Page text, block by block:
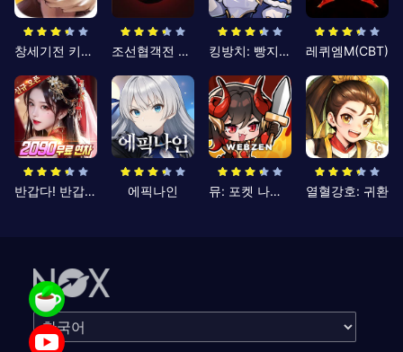
창세기전 키우기 조선협객전 클래식 킹방치: 빵지의 제왕 레퀴엠M(CBT)
반갑다! 반갑삼국지 에픽나인 뮤: 포켓 나이츠 열혈강호: 귀환